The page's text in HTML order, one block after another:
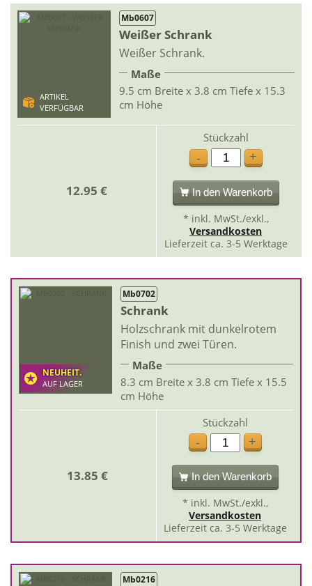
ARTIKEL
VERFÜGBAR
Mb0607
Weißer Schrank
Weißer Schrank.
Maße
9.5 cm Breite x 3.8 cm Tiefe x 15.3
cm Höhe
12.95 €
Stückzahl
-
+
In den Warenkorb
* inkl. MwSt./exkl.,
Versandkosten
Lieferzeit ca. 3-5 Werktage
NEUHEIT.
AUF LAGER
Mb0702
Schrank
Holzschrank mit dunkelrotem
Finish und zwei Türen.
Maße
8.3 cm Breite x 3.8 cm Tiefe x 15.5
cm Höhe
13.85 €
Stückzahl
-
+
In den Warenkorb
* inkl. MwSt./exkl.,
Versandkosten
Lieferzeit ca. 3-5 Werktage
Mb0216